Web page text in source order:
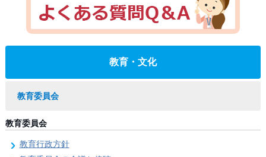
教育・文化
教育委員会
教育委員会
教育行政方針